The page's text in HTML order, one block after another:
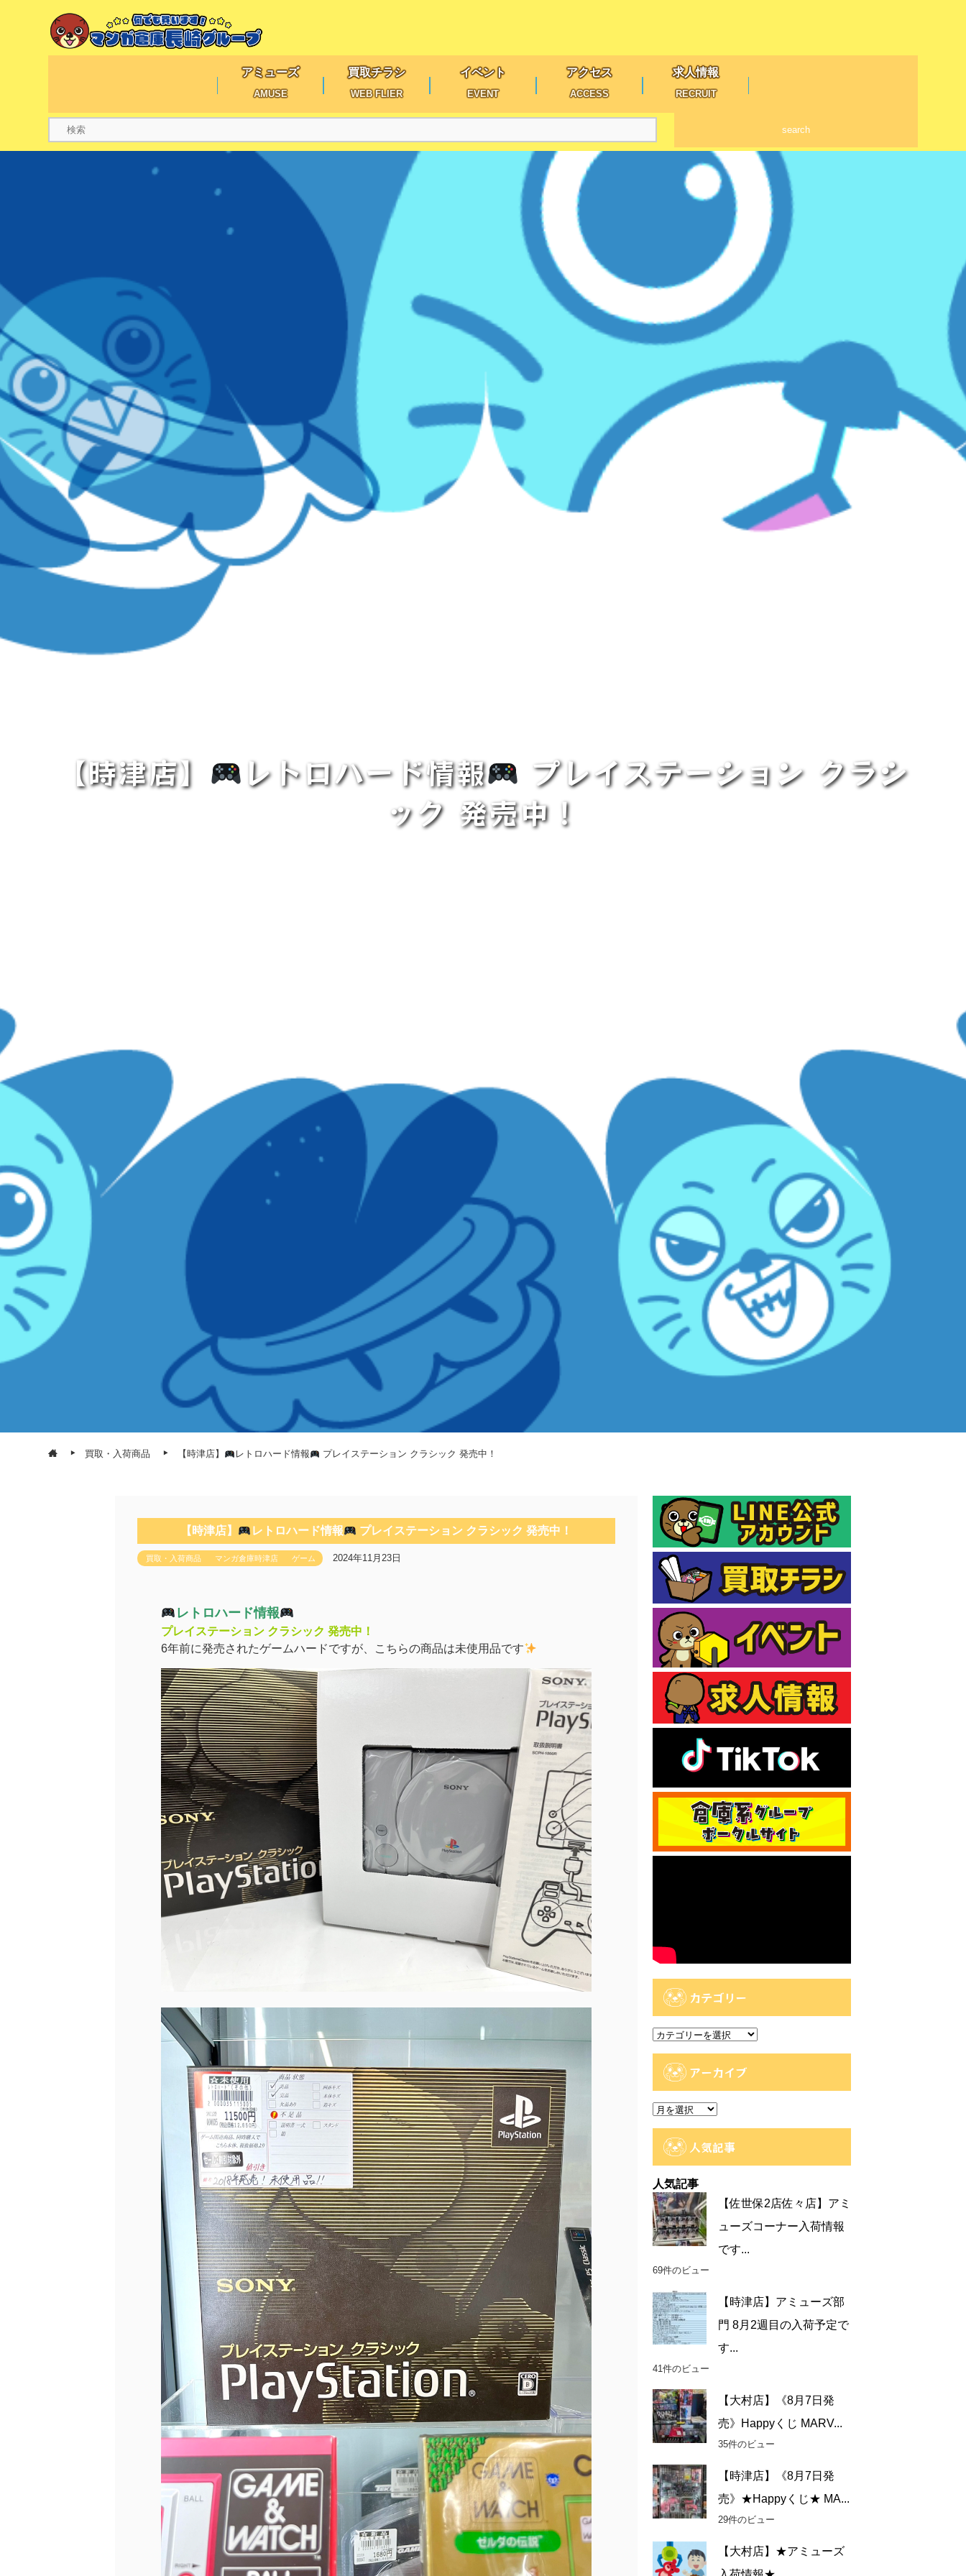
アミューズ
AMUSE
買取チラシ
WEB FLIER
イベント
EVENT
アクセス
ACCESS
求人情報
RECRUIT
search
【時津店】 レトロハード情報
プレイステーション クラシ
ック 発売中！
買取・入荷商品 【時津店】 レトロハード情報 プレイステーション クラシック 発売中！
【時津店】 レトロハード情報 プレイステーション クラシック 発売中！
買取・入荷商品 マンガ倉庫時津店 ゲーム 2024年11月23日
レトロハード情報
プレイステーション クラシック 発売中！
6年前に発売されたゲームハードですが、こちらの商品は未使用品です
カテゴリー
カ
アーカイブ
ア
人気記事
人気記事
【佐世保2店佐々店】アミ
ューズコーナー入荷情報
です...
69件のビュー
【時津店】アミューズ部
門 8月2週目の入荷予定で
す...
41件のビュー
【大村店】《8月7日発
売》Happyくじ MARV...
35件のビュー
【時津店】《8月7日発
売》★Happyくじ★ MA...
29件のビュー
【大村店】★アミューズ